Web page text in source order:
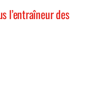
l’entraîneur des